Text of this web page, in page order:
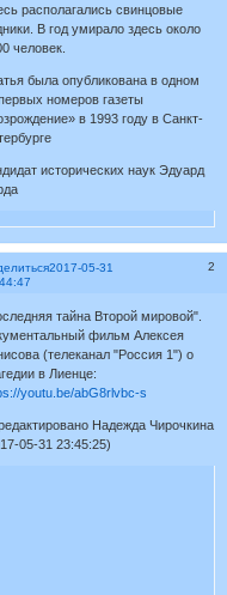
располагались свинцовые
В год умирало здесь около
человек.
была опубликована в одном
номеров газеты
в 1993 году в Санкт-
исторических наук Эдуард
2
2017-05-31
тайна Второй мировой".
фильм Алексея
(телеканал "Россия 1") о
в Лиенце:
youtu.be/abG8rlvbc-s
Надежда Чирочкина
05-31 23:45:25)